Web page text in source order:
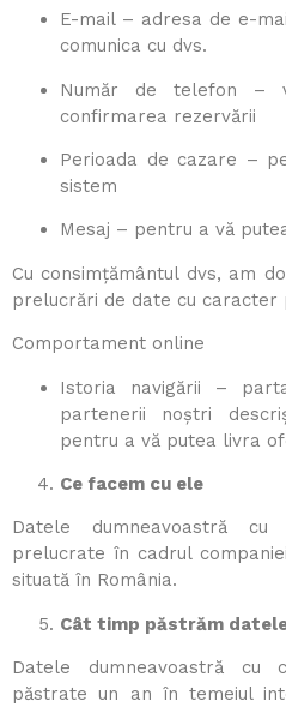
E-mail – adresa de e-
comunica cu dvs.
Număr de telefon –
confirmarea rezervării
Perioada de cazare –
sistem
Mesaj – pentru a vă
Cu consimțământul dvs, am
prelucrări de date cu caracter
Comportament online
Istoria navigării –
partenerii noștri
pentru a vă putea livra
Ce facem cu ele
Datele dumneavoastră
prelucrate în cadrul
situată în România.
Cât timp păstrăm
Datele dumneavoastră
păstrate un an în temeiul